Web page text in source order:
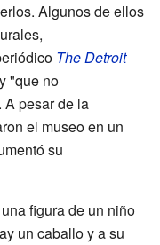
Algunos de ellos
The Detroit
"que no
A pesar de la
el museo en un
su
figura de un niño
un caballo y a su